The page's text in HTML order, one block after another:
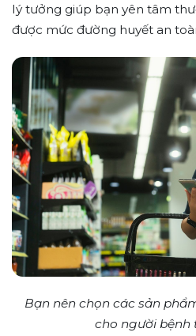
lý tưởng giúp bạn yên tâm
được mức đường huyết an
Bạn nên chọn các sản
cho người bệnh